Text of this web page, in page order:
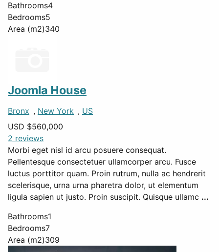
Bathrooms4
Bedrooms5
Area (m2)340
Joomla House
Bronx , New York , US
USD $560,000
2 reviews
Morbi eget nisl id arcu posuere consequat.
Pellentesque consectetuer ullamcorper arcu. Fusce
luctus porttitor quam. Proin rutrum, nulla ac hendrerit
scelerisque, urna urna pharetra dolor, ut elementum
ligula sapien ut justo. Proin suscipit. Quisque ullamc ...
Bathrooms1
Bedrooms7
Area (m2)309